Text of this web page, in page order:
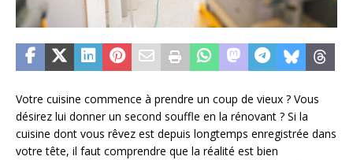
Votre cuisine commence à prendre un coup de vieux ? Vous
désirez lui donner un second souffle en la rénovant ? Si la
cuisine dont vous rêvez est depuis longtemps enregistrée dans
votre tête, il faut comprendre que la réalité est bien